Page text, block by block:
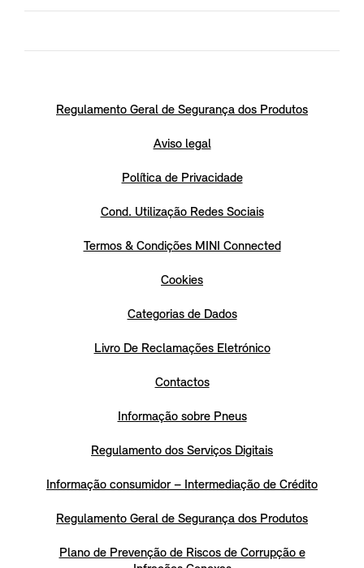
Regulamento Geral de Segurança dos Produtos
Aviso legal
Política de Privacidade
Cond. Utilização Redes Sociais
Termos & Condições MINI Connected
Cookies
Categorias de Dados
Livro De Reclamações Eletrónico
Contactos
Informação sobre Pneus
Regulamento dos Serviços Digitais
Informação consumidor – Intermediação de Crédito
Regulamento Geral de Segurança dos Produtos
Plano de Prevenção de Riscos de Corrupção e